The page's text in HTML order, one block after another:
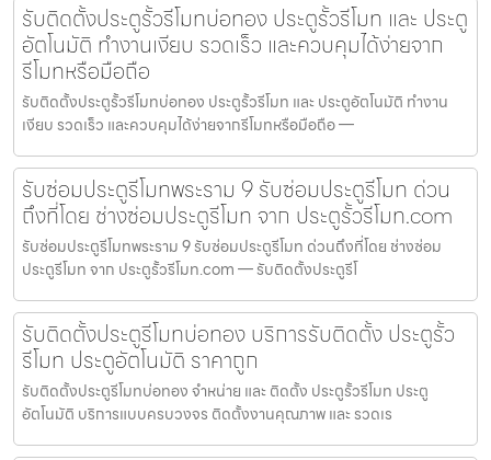
รับติดตั้งประตูรั้วรีโมทบ่อทอง ประตูรั้วรีโมท และ ประตู
อัตโนมัติ ทำงานเงียบ รวดเร็ว และควบคุมได้ง่ายจาก
รีโมทหรือมือถือ
รับติดตั้งประตูรั้วรีโมทบ่อทอง ประตูรั้วรีโมท และ ประตูอัตโนมัติ ทำงาน
เงียบ รวดเร็ว และควบคุมได้ง่ายจากรีโมทหรือมือถือ —
รับซ่อมประตูรีโมทพระราม 9 รับซ่อมประตูรีโมท ด่วน
ถึงที่โดย ช่างซ่อมประตูรีโมท จาก ประตูรั้วรีโมท.com
รับซ่อมประตูรีโมทพระราม 9 รับซ่อมประตูรีโมท ด่วนถึงที่โดย ช่างซ่อม
ประตูรีโมท จาก ประตูรั้วรีโมท.com — รับติดตั้งประตูรีโ
รับติดตั้งประตูรีโมทบ่อทอง บริการรับติดตั้ง ประตูรั้ว
รีโมท ประตูอัตโนมัติ ราคาถูก
รับติดตั้งประตูรีโมทบ่อทอง จำหน่าย และ ติดตั้ง ประตูรั้วรีโมท ประตู
อัตโนมัติ บริการแบบครบวงจร ติดตั้งงานคุณภาพ และ รวดเร